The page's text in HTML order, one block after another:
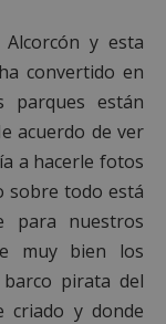
y esta
convertido en
parques están
acuerdo de ver
a hacerle fotos
sobre todo está
para nuestros
muy bien los
pirata del
criado y donde
1 semana